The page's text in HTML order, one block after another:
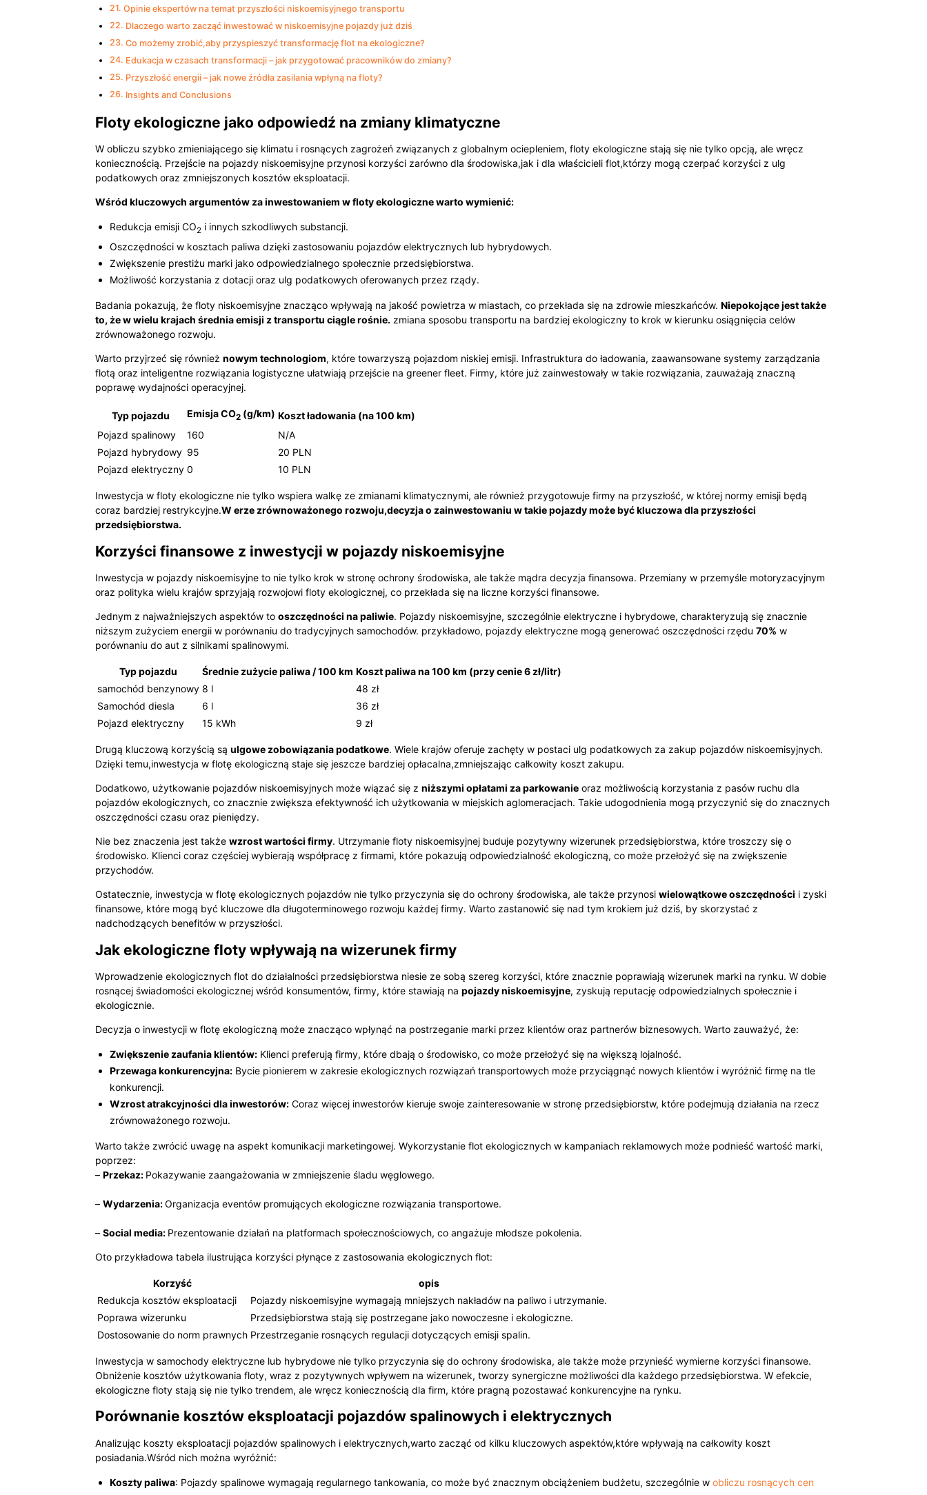
Opinie ekspertów na temat przyszłości niskoemisyjnego transportu
Dlaczego warto zacząć inwestować w niskoemisyjne pojazdy już dziś
Co możemy zrobić,aby przyspieszyć transformację flot na ekologiczne?
Edukacja w czasach transformacji – jak przygotować pracowników do zmiany?
Przyszłość energii – jak nowe źródła zasilania wpłyną na floty?
Insights and Conclusions
Floty ekologiczne jako odpowiedź na zmiany klimatyczne
W obliczu szybko zmieniającego się klimatu i rosnących zagrożeń związanych z globalnym ociepleniem, floty ekologiczne stają się nie tylko opcją, ale wręcz
koniecznością. Przejście na pojazdy niskoemisyjne przynosi korzyści zarówno dla środowiska,jak i dla właścicieli flot,którzy mogą czerpać korzyści z ulg
podatkowych oraz zmniejszonych kosztów eksploatacji.
Wśród kluczowych argumentów za inwestowaniem w floty ekologiczne warto wymienić:
Redukcja emisji CO2 i innych szkodliwych substancji.
Oszczędności w kosztach paliwa dzięki zastosowaniu pojazdów elektrycznych lub hybrydowych.
Zwiększenie prestiżu marki jako odpowiedzialnego społecznie przedsiębiorstwa.
Możliwość korzystania z dotacji oraz ulg podatkowych oferowanych przez rządy.
Badania pokazują, że floty niskoemisyjne znacząco wpływają na jakość powietrza w miastach, co przekłada się na zdrowie mieszkańców. Niepokojące jest także
to, że w wielu krajach średnia emisji z transportu ciągle rośnie. zmiana sposobu transportu na bardziej ekologiczny to krok w kierunku osiągnięcia celów
zrównoważonego rozwoju.
Warto przyjrzeć się również nowym technologiom, które towarzyszą pojazdom niskiej emisji. Infrastruktura do ładowania, zaawansowane systemy zarządzania
flotą oraz inteligentne rozwiązania logistyczne ułatwiają przejście na greener fleet. Firmy, które już zainwestowały w takie rozwiązania, zauważają znaczną
poprawę wydajności operacyjnej.
Typ pojazdu Emisja CO2 (g/km) Koszt ładowania (na 100 km)
Pojazd spalinowy
160
N/A
Pojazd hybrydowy 95
20 PLN
Pojazd elektryczny 0 10 PLN
Inwestycja w floty ekologiczne nie tylko wspiera walkę ze zmianami klimatycznymi, ale również przygotowuje firmy na przyszłość, w której normy emisji będą
coraz bardziej restrykcyjne.W erze zrównoważonego rozwoju,decyzja o zainwestowaniu w takie pojazdy może być kluczowa dla przyszłości
przedsiębiorstwa.
Korzyści finansowe z inwestycji w pojazdy niskoemisyjne
Inwestycja w pojazdy niskoemisyjne to nie tylko krok w stronę ochrony środowiska, ale także mądra decyzja finansowa. Przemiany w przemyśle motoryzacyjnym
oraz polityka wielu krajów sprzyjają rozwojowi floty ekologicznej, co przekłada się na liczne korzyści finansowe.
Jednym z najważniejszych aspektów to oszczędności na paliwie. Pojazdy niskoemisyjne, szczególnie elektryczne i hybrydowe, charakteryzują się znacznie
niższym zużyciem energii w porównaniu do tradycyjnych samochodów. przykładowo, pojazdy elektryczne mogą generować oszczędności rzędu 70% w
porównaniu do aut z silnikami spalinowymi.
Typ pojazdu Średnie zużycie paliwa / 100 km Koszt paliwa na 100 km (przy cenie 6 zł/litr)
samochód benzynowy 8 l
48 zł
Samochód diesla
6 l
36 zł
Pojazd elektryczny
15 kWh 9 zł
Drugą kluczową korzyścią są ulgowe zobowiązania podatkowe. Wiele krajów oferuje zachęty w postaci ulg podatkowych za zakup pojazdów niskoemisyjnych.
Dzięki temu,inwestycja w flotę ekologiczną staje się jeszcze bardziej opłacalna,zmniejszając całkowity koszt zakupu.
Dodatkowo, użytkowanie pojazdów niskoemisyjnych może wiązać się z niższymi opłatami za parkowanie oraz możliwością korzystania z pasów ruchu dla
pojazdów ekologicznych, co znacznie zwiększa efektywność ich użytkowania w miejskich aglomeracjach. Takie udogodnienia mogą przyczynić się do znacznych
oszczędności czasu oraz pieniędzy.
Nie bez znaczenia jest także wzrost wartości firmy. Utrzymanie floty niskoemisyjnej buduje pozytywny wizerunek przedsiębiorstwa, które troszczy się o
środowisko. Klienci coraz częściej wybierają współpracę z firmami, które pokazują odpowiedzialność ekologiczną, co może przełożyć się na zwiększenie
przychodów.
Ostatecznie, inwestycja w flotę ekologicznych pojazdów nie tylko przyczynia się do ochrony środowiska, ale także przynosi wielowątkowe oszczędności i zyski
finansowe, które mogą być kluczowe dla długoterminowego rozwoju każdej firmy. Warto zastanowić się nad tym krokiem już dziś, by skorzystać z
nadchodzących benefitów w przyszłości.
Jak ekologiczne floty wpływają na wizerunek firmy
Wprowadzenie ekologicznych flot do działalności przedsiębiorstwa niesie ze sobą szereg korzyści, które znacznie poprawiają wizerunek marki na rynku. W dobie
rosnącej świadomości ekologicznej wśród konsumentów, firmy, które stawiają na pojazdy niskoemisyjne, zyskują reputację odpowiedzialnych społecznie i
ekologicznie.
Decyzja o inwestycji w flotę ekologiczną może znacząco wpłynąć na postrzeganie marki przez klientów oraz partnerów biznesowych. Warto zauważyć, że:
Zwiększenie zaufania klientów: Klienci preferują firmy, które dbają o środowisko, co może przełożyć się na większą lojalność.
Przewaga konkurencyjna: Bycie pionierem w zakresie ekologicznych rozwiązań transportowych może przyciągnąć nowych klientów i wyróżnić firmę na tle
konkurencji.
Wzrost atrakcyjności dla inwestorów: Coraz więcej inwestorów kieruje swoje zainteresowanie w stronę przedsiębiorstw, które podejmują działania na rzecz
zrównoważonego rozwoju.
Warto także zwrócić uwagę na aspekt komunikacji marketingowej. Wykorzystanie flot ekologicznych w kampaniach reklamowych może podnieść wartość marki,
poprzez:
– Przekaz: Pokazywanie zaangażowania w zmniejszenie śladu węglowego.
– Wydarzenia:Organizacja eventów promujących ekologiczne rozwiązania transportowe.
– Social media: Prezentowanie działań na platformach społecznościowych, co angażuje młodsze pokolenia.
Oto przykładowa tabela ilustrująca korzyści płynące z zastosowania ekologicznych flot:
Korzyść
opis
Redukcja kosztów eksploatacji
Pojazdy niskoemisyjne wymagają mniejszych nakładów na paliwo i utrzymanie.
Poprawa wizerunku
Przedsiębiorstwa stają się postrzegane jako nowoczesne i ekologiczne.
Dostosowanie do norm prawnych Przestrzeganie rosnących regulacji dotyczących emisji spalin.
Inwestycja w samochody elektryczne lub hybrydowe nie tylko przyczynia się do ochrony środowiska, ale także może przynieść wymierne korzyści finansowe.
Obniżenie kosztów użytkowania floty, wraz z pozytywnych wpływem na wizerunek, tworzy synergiczne możliwości dla każdego przedsiębiorstwa. W efekcie,
ekologiczne floty stają się nie tylko trendem, ale wręcz koniecznością dla firm, które pragną pozostawać konkurencyjne na rynku.
Porównanie kosztów eksploatacji pojazdów spalinowych i elektrycznych
Analizując koszty eksploatacji pojazdów spalinowych i elektrycznych,warto zacząć od kilku kluczowych aspektów,które wpływają na całkowity koszt
posiadania.Wśród nich można wyróżnić:
Koszty paliwa: Pojazdy spalinowe wymagają regularnego tankowania, co może być znacznym obciążeniem budżetu, szczególnie w obliczu rosnących cen